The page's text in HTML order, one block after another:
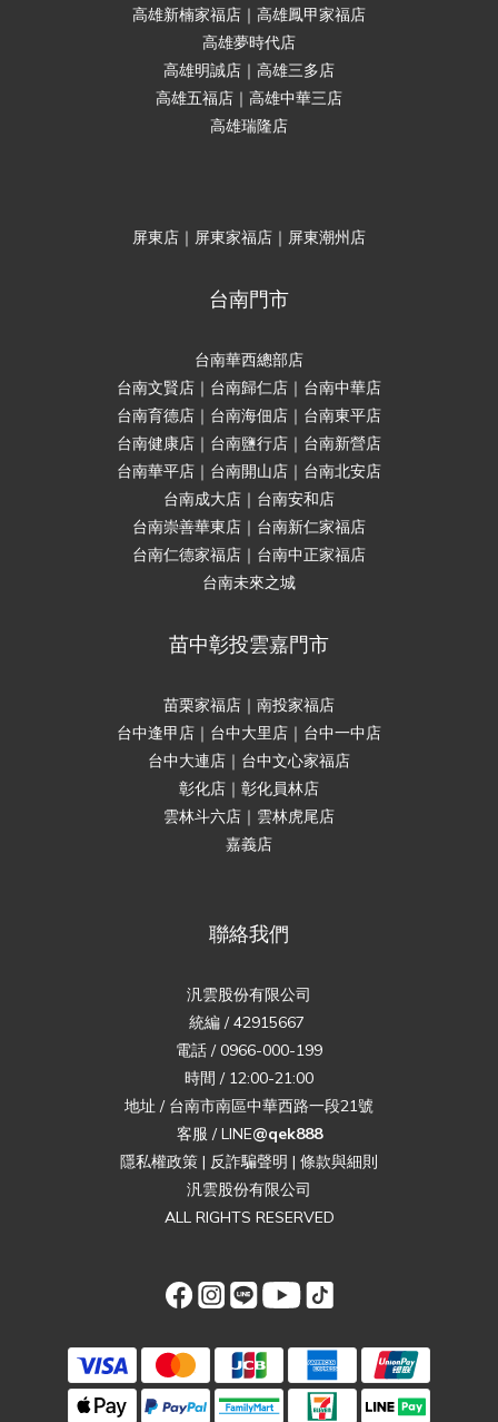
高雄新楠家福店｜高雄鳳甲家福店
高雄夢時代店
高雄明誠店｜高雄三多店
高雄五福店｜高雄中華三店
高雄瑞隆店
屏東店｜屏東家福店｜屏東潮州店
台南門市
台南華西總部店
台南文賢店｜台南歸仁店｜台南中華店
台南育德店｜台南海佃店｜台南東平店
台南健康店｜台南鹽行店｜台南新營店
台南華平店｜台南開山店｜台南北安店
台南成大店｜台南安和店
台南崇善華東店｜台南新仁家福店
台南仁德家福店｜台南中正家福店
台南未來之城
苗中彰投雲嘉門市
苗栗家福店｜南投家福店
台中逢甲店｜台中大里店｜台中一中店
台中大連店｜台中文心家福店
彰化店｜彰化員林店
雲林斗六店｜雲林虎尾店
嘉義店
聯絡我們
汎雲股份有限公司
統編 / 42915667
電話 / 0966-000-199
時間 / 12:00-21:00
地址 / 台南市南區中華西路一段21號
客服 / LINE@qek888
隱私權政策 | 反詐騙聲明 | 條款與細則
汎雲股份有限公司
ALL RIGHTS RESERVED